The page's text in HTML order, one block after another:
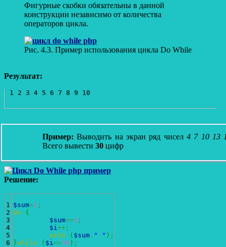
Фигурные скобки обязательны в данной
конструкции независимо от количества
операторов цикла.
Рис. 4.3. Пример использования цикла Do While
Результат:
Пример: Выводить на экран ряд чисел 4 7 10 13
Всего вывести 30 цифр
Решение:
1
2
3
4
5
$sum=1 ;
do
{
$sum+=3 ;
$i ++;
echo
( $sum . " " ) ;
}while ( $i <=30 ) ;